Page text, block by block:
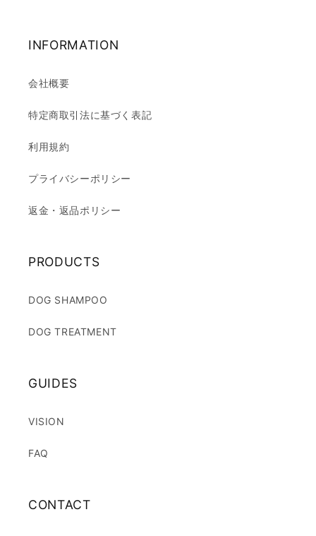
INFORMATION
会社概要
特定商取引法に基づく表記
利用規約
プライバシーポリシー
返金・返品ポリシー
PRODUCTS
DOG SHAMPOO
DOG TREATMENT
GUIDES
VISION
FAQ
CONTACT